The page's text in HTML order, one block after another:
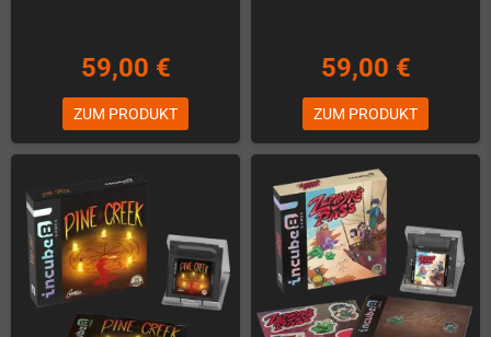
59,00 €
ZUM PRODUKT
59,00 €
ZUM PRODUKT